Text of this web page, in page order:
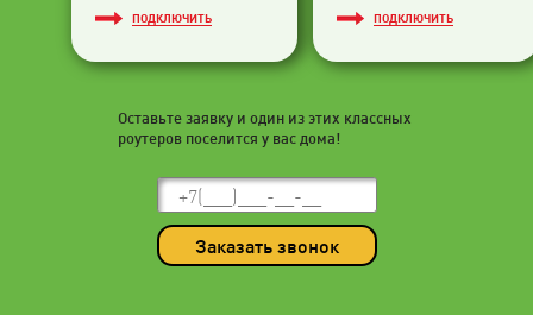
ПОДКЛЮЧИТЬ ПОДКЛЮЧИТЬ
Оставьте заявку и один из этих классных
роутеров поселится у вас дома!
Заказать звонок